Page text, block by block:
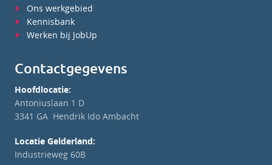
Ons werkgebied
Kennisbank
Werken bij JobUp
Contactgegevens
Hoofdlocatie:
Antoniuslaan 1 D
3341 GA Hendrik Ido Ambacht
Locatie Gelderland:
Industrieweg 60B